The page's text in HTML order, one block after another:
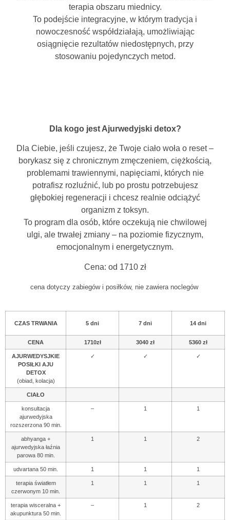
terapia obszaru miednicy.
To podejście integracyjne, w którym tradycja i
nowoczesność współdziałają, umożliwiając
osiągnięcie rezultatów niedostępnych, przy
stosowaniu pojedynczych metod.
Dla kogo jest Ajurwedyjski detox?
Dla Ciebie, jeśli czujesz, że Twoje ciało woła o reset –
borykasz się z chronicznym zmęczeniem, ciężkością,
problemami trawiennymi, napięciami, których nie
potrafisz rozluźnić, lub po prostu potrzebujesz
głębokiej regeneracji i chcesz realnie odciążyć
organizm z toksyn.
To program dla osób, które oczekują nie chwilowej
ulgi, ale trwałej zmiany – na poziomie fizycznym,
emocjonalnym i energetycznym.
Cena: od 1710 zł
cena dotyczy zabiegów i posiłków, nie zawiera noclegów
CZAS TRWANIA 5 dni 7 dni 14 dni
CENA 1710zł 3040 zł 5360 zł
AJURWEDYSJKIE
POSIŁKI AJU
DETOX
(obiad, kolacja)
✓ ✓ ✓
CIAŁO
konsultacja
ajurwedyjska
rozszerzona 90 min.
– 1 1
abhyanga +
ajurwedyjska łaźnia
parowa 80 min.
1 1 2
udvartana 50 min. 1 1 1
terapia światłem
czerwonym 10 min.
1 1 1
terapia wisceralna +
akupunktura 50 min.
– 1 2